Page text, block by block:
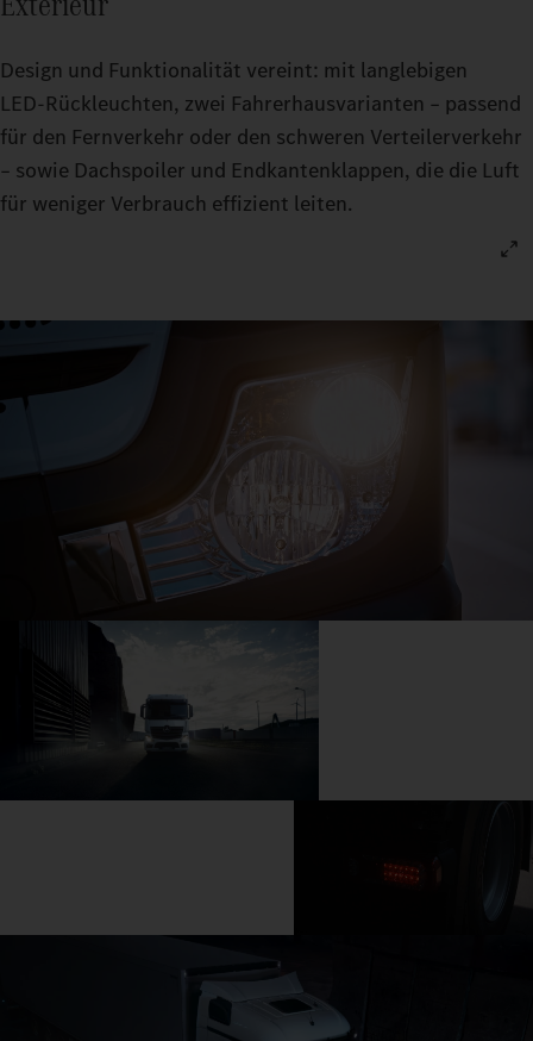
Design und Funktionalität vereint: mit langlebigen
LED‑Rückleuchten, zwei Fahrerhausvarianten – passend
für den Fernverkehr oder den schweren Verteilerverkehr
– sowie Dachspoiler und Endkantenklappen, die die Luft
für weniger Verbrauch effizient leiten.